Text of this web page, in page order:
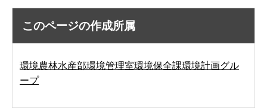
このページの作成所属
環境農林水産部環境管理室環境保全課環境計画グル
ープ